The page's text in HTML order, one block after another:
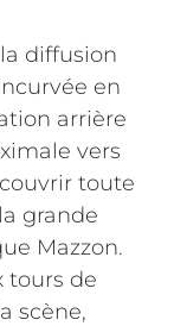
diffusion
en
arrière
vers
toute
grande
Mazzon.
tours de
scène,